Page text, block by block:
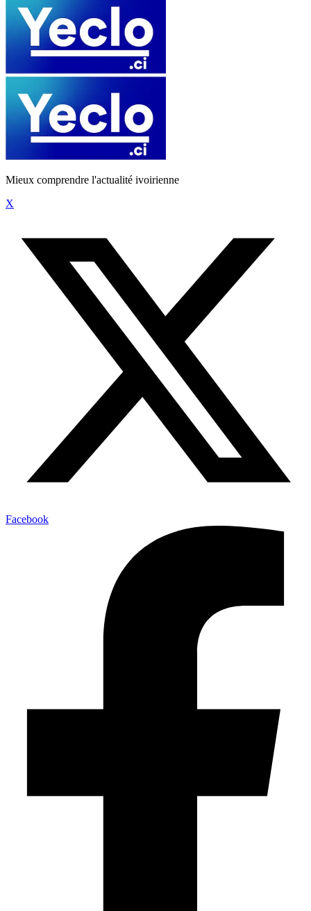
Mieux comprendre l'actualité ivoirienne
X
Facebook